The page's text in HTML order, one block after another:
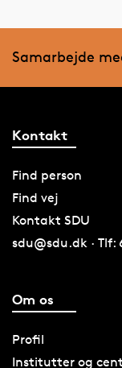
Samarbejde
Kontakt
Find person
Find vej
Kontakt SDU
sdu@sdu.dk · Tlf:
Om os
Profil
Institutter og